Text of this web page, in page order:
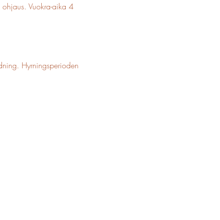
ohjaus. Vuokra-aika 4
Hyrningsperioden